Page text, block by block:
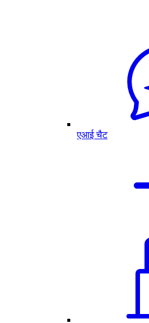
एआई चैट